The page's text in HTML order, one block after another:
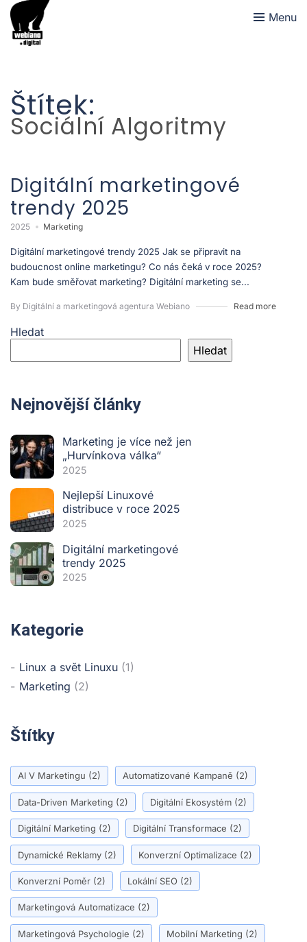
Menu
Štítek:
Sociální Algoritmy
Digitální marketingové
trendy 2025
2025 Marketing
Digitální marketingové trendy 2025 Jak se připravit na
budoucnost online marketingu? Co nás čeká v roce 2025?
Kam bude směřovat marketing? Digitální marketing se...
By Digitální a marketingová agentura Webiano Read more
Hledat
Hledat
Nejnovější články
Marketing je více než jen
„Hurvínkova válka“
2025
Nejlepší Linuxové
distribuce v roce 2025
2025
Digitální marketingové
trendy 2025
2025
Kategorie
Linux a svět Linuxu (1)
Marketing (2)
Štítky
AI V Marketingu (2) Automatizované Kampaně (2)
Data-Driven Marketing (2) Digitální Ekosystém (2)
Digitální Marketing (2) Digitální Transformace (2)
Dynamické Reklamy (2) Konverzní Optimalizace (2)
Konverzní Poměr (2) Lokální SEO (2)
Marketingová Automatizace (2)
Marketingová Psychologie (2) Mobilní Marketing (2)